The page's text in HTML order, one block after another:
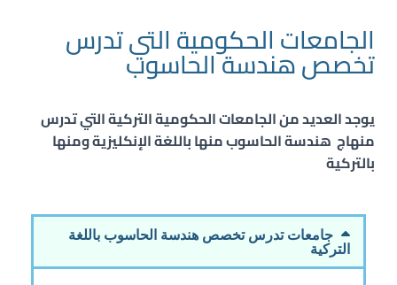
الجامعات الحكومية التي تدرس
تخصص هندسة الحاسوب
يوجد العديد من الجامعات الحكومية التركية التي تدرس
منهاج هندسة الحاسوبمنها باللغة الإنكليزية ومنها
بالتركية
جامعات تدرس تخصص هندسة الحاسوب باللغة
التركية